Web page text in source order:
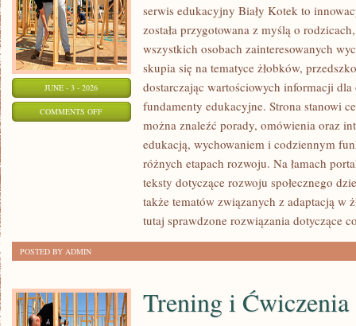
JUNE - 3 - 2026
COMMENTS OFFON
serwis edukacyjny Biały Kotek to
została przygotowana z myślą o
wszystkich osobach zainteresowanych
skupia się na tematyce żłobków,
dostarczając wartościowych informacji
fundamenty edukacyjne. Strona stanowi
można znaleźć porady, omówienia oraz
edukacją, wychowaniem i codziennym
różnych etapach rozwoju. Na łamach
teksty dotyczące rozwoju społecznego
także tematów związanych z adaptacją w
tutaj sprawdzone rozwiązania dotyczące
POSTED BY ADMIN
Trening i Ćwiczenia